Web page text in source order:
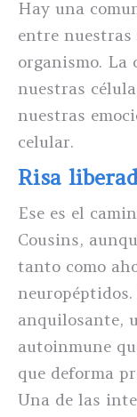
Hay una
entre nuestras
organismo. La
nuestras
nuestras
celular.
Risa
Ese es el
Cousins,
tanto como
anquilosante,
autoinmune
que deforma
Una de las